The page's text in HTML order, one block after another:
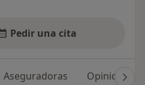
Pedir una cita
Aseguradoras Opiniones (8)